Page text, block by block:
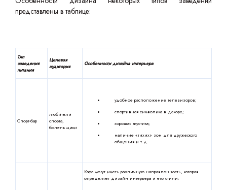
представлены в таблице:
Тип
заведения
питания
Целевая
аудитория
Особенности дизайна интерьера
Спорт-бар
любители
спорта,
болельщики
удобное расположение телевизоров;
спортивная символика в декоре;
хорошая акустика;
наличие «тихих» зон для дружеского
общения и т.д.
Кафе могут иметь различную направленность, которая
определяет дизайн интерьера и его стили: